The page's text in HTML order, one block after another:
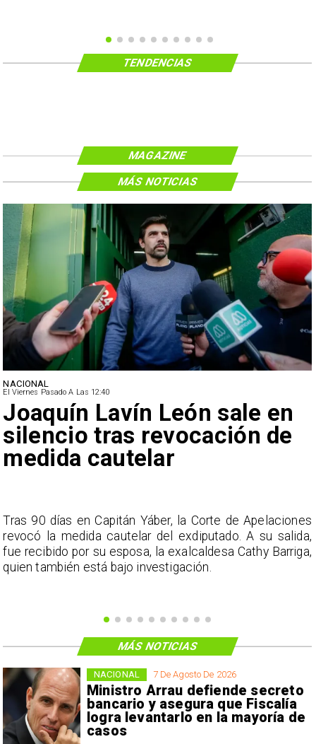
TENDENCIAS
MAGAZINE
NACIONAL
El Viernes Pasado A Las 12:40
Joaquín Lavín León sale en
silencio tras revocación de
medida cautelar
Tras 90 días en Capitán Yáber, la Corte de Apelaciones
revocó la medida cautelar del exdiputado. A su salida,
fue recibido por su esposa, la exalcaldesa Cathy Barriga,
quien también está bajo investigación.
MÁS NOTICIAS
7 De Agosto De 2026
Ministro Arrau defiende secreto
bancario y asegura que Fiscalía
logra levantarlo en la mayoría de
casos
NACIONAL
MÁS NOTICIAS